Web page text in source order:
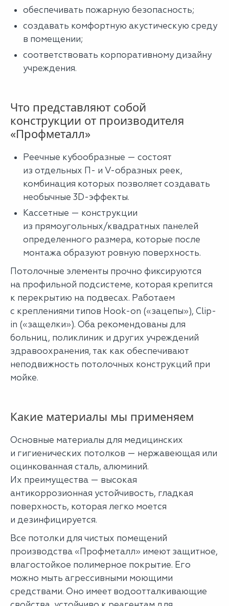
обеспечивать пожарную безопасность;
создавать комфортную акустическую среду
в помещении;
соответствовать корпоративному дизайну
учреждения.
Что представляют собой
конструкции от производителя
«Профметалл»
Реечные кубообразные — состоят
из отдельных П- и V-образных реек,
комбинация которых позволяет создавать
необычные 3D-эффекты.
Кассетные — конструкции
из прямоугольных/квадратных панелей
определенного размера, которые после
монтажа образуют ровную поверхность.
Потолочные элементы прочно фиксируются
на профильной подсистеме, которая крепится
к перекрытию на подвесах. Работаем
с креплениями типов Hook-on («зацепы»), Clip-
in («защелки»). Оба рекомендованы для
больниц, поликлиник и других учреждений
здравоохранения, так как обеспечивают
неподвижность потолочных конструкций при
мойке.
Какие материалы мы применяем
Основные материалы для медицинских
и гигиенических потолков — нержавеющая или
оцинкованная сталь, алюминий.
Их преимущества — высокая
антикоррозионная устойчивость, гладкая
поверхность, которая легко моется
и дезинфицируется.
Все потолки для чистых помещений
производства «Профметалл» имеют защитное,
влагостойкое полимерное покрытие. Его
можно мыть агрессивными моющими
средствами. Оно имеет водоотталкивающие